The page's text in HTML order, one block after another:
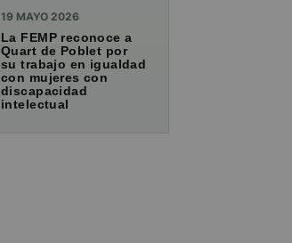
19 MAYO 2026
La FEMP reconoce a
Quart de Poblet por
su trabajo en igualdad
con mujeres con
discapacidad
intelectual